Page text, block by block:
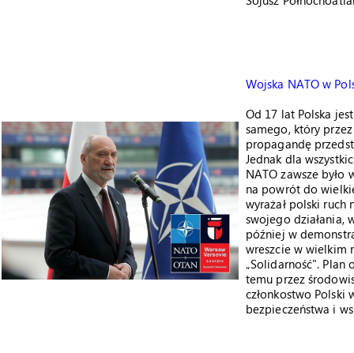
Wojska NATO w
Od 17 lat Polska
samego, który
propagandę
Jednak dla
NATO zawsze było
na powrót do
wyrażał polski ruch
swojego działania,
później w
wreszcie w wielkim
„Solidarność". Plan
temu przez
członkostwo Polski
bezpieczeństwa i